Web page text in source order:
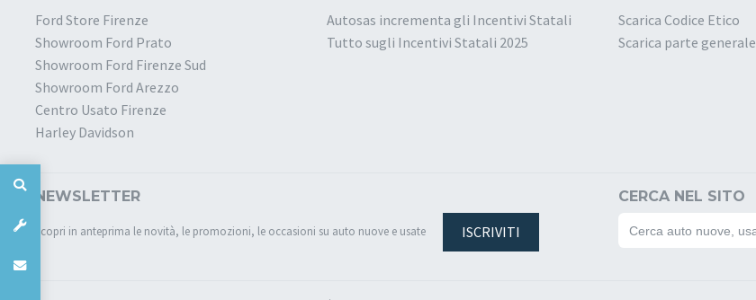
Ford Store Firenze
Showroom Ford Prato
Showroom Ford Firenze Sud
Showroom Ford Arezzo
Centro Usato Firenze
Harley Davidson
Autosas incrementa gli Incentivi Statali
Tutto sugli Incentivi Statali 2025
Scarica Codice Etico
Scarica parte generale
NEWSLETTER
Scopri in anteprima le novità, le promozioni, le occasioni su auto nuove e usate ISCRIVITI
CERCA NEL SITO